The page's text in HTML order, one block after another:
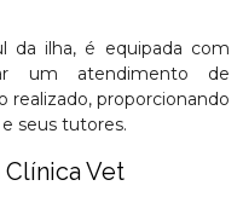
da ilha, é equipada com
um atendimento de
realizado, proporcionando
seus tutores.
Vet